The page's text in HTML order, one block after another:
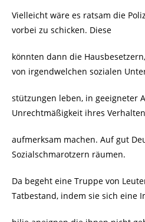
Vielleicht wäre es ratsam die
vorbei zu schicken. Diese
könnten dann die
von irgendwelchen sozialen
stützungen leben, in geeigneter
Unrechtmäßigkeit ihres
aufmerksam machen. Auf gut
Sozialschmarotzern räumen.
Da begeht eine Truppe von
Tatbestand, indem sie sich eine